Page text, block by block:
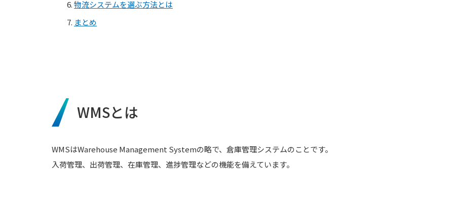
6.物流システムを選ぶ方法とは
7. まとめ
WMSとは
WMSはWarehouse Management Systemの略で、倉庫管理システムのことです。
入荷管理、出荷管理、在庫管理、進捗管理などの機能を備えています。